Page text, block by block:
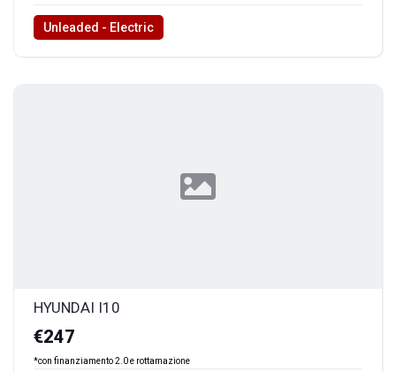
Unleaded - Electric
HYUNDAI I10
€247
*con finanziamento 2.0 e rottamazione